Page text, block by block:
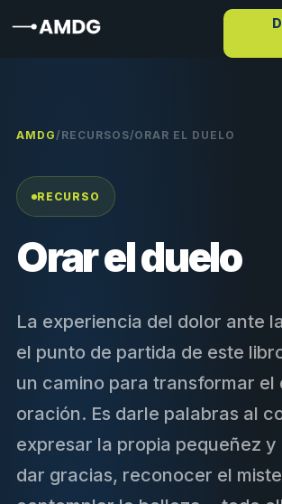
AMDG/RECURSOS/ORAR EL DUELO
RECURSO
Orar el duelo
La experiencia del dolor ante
el punto de partida de este
un camino para transformar el
oración. Es darle palabras al
expresar la propia pequeñez y
dar gracias, reconocer el